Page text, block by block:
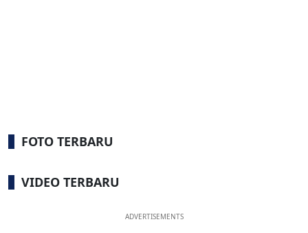
FOTO TERBARU
VIDEO TERBARU
ADVERTISEMENTS